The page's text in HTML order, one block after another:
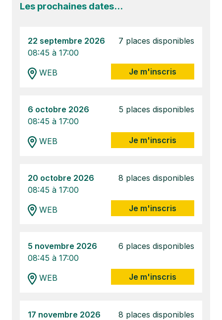
Les prochaines dates...
22 septembre 2026
08:45 à 17:00
WEB
7 places disponibles
Je m'inscris
6 octobre 2026
08:45 à 17:00
WEB
5 places disponibles
Je m'inscris
20 octobre 2026
08:45 à 17:00
WEB
8 places disponibles
Je m'inscris
5 novembre 2026
08:45 à 17:00
WEB
6 places disponibles
Je m'inscris
17 novembre 2026
8 places disponibles